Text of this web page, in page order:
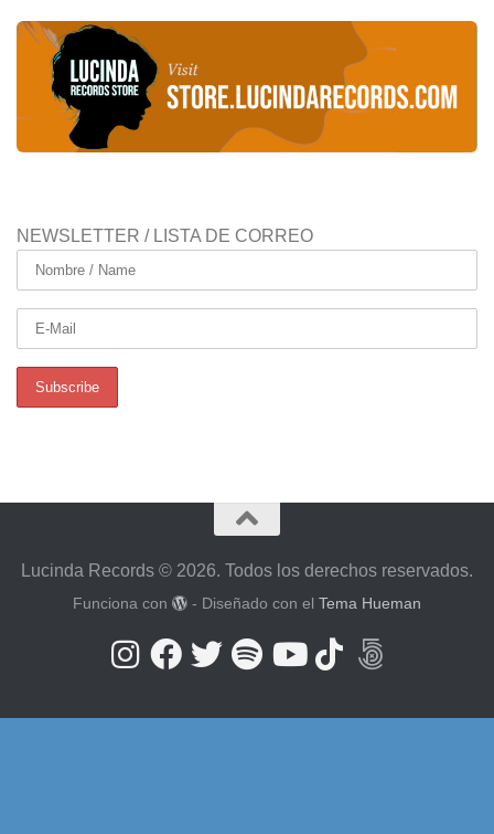
NEWSLETTER / LISTA DE CORREO
Lucinda Records © 2026. Todos los derechos reservados.
Funciona con - Diseñado con el Tema Hueman